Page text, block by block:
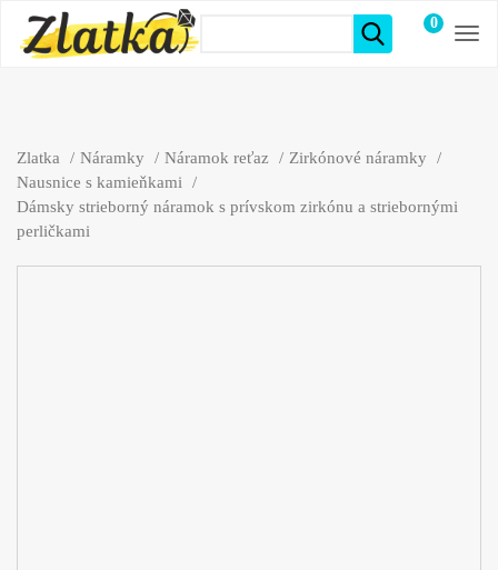
0
položiek
Zlatka Náramky Náramok reťaz
Zirkónové náramky
Nausnice s kamieňkami
Dámsky strieborný náramok s prívskom zirkónu a striebornými
perličkami